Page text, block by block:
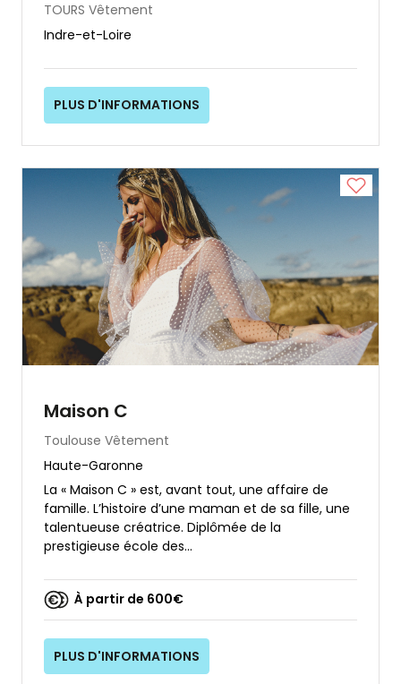
TOURS Vêtement
Indre-et-Loire
PLUS D'INFORMATIONS
Maison C
Toulouse Vêtement
Haute-Garonne
La « Maison C » est, avant tout, une affaire de
famille. L’histoire d’une maman et de sa fille, une
talentueuse créatrice. Diplômée de la
prestigieuse école des...
À partir de 600€
PLUS D'INFORMATIONS